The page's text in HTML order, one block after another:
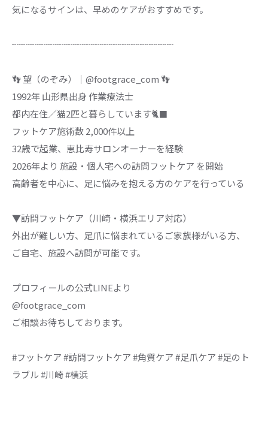
気になるサインは、早めのケアがおすすめです。
┈┈┈┈┈┈┈┈┈┈┈┈┈┈┈┈┈┈
👣 望（のぞみ）｜@footgrace_com 👣
1992年 山形県出身 作業療法士
都内在住／猫2匹と暮らしています🐈‍⬛
フットケア施術数 2,000件以上
32歳で起業、恵比寿サロンオーナーを経験
2026年より 施設・個人宅への訪問フットケア を開始
高齢者を中心に、足に悩みを抱える方のケアを行っている
▼訪問フットケア（川崎・横浜エリア対応）
外出が難しい方、足爪に悩まれているご家族様がいる方、
ご自宅、施設へ訪問が可能です。
プロフィールの公式LINEより
@footgrace_com
ご相談お待ちしております。
#フットケア #訪問フットケア #角質ケア #足爪ケア #足のト
ラブル #川崎 #横浜